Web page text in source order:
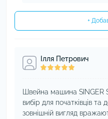
+
Ілля Петрович
Швейна машина SINGER
вибір для початківців та
зовнішній вигляд